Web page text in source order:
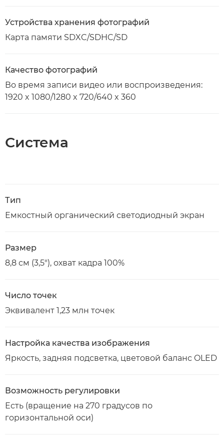
Устройства хранения фотографий
Карта памяти SDXC/SDHC/SD
Качество фотографий
Во время записи видео или воспроизведения:
1920 x 1080/1280 x 720/640 x 360
Система
Тип
Емкостный органический светодиодный экран
Размер
8,8 см (3,5"), охват кадра 100%
Число точек
Эквивалент 1,23 млн точек
Настройка качества изображения
Яркость, задняя подсветка, цветовой баланс OLED
Возможность регулировки
Есть (вращение на 270 градусов по
горизонтальной оси)